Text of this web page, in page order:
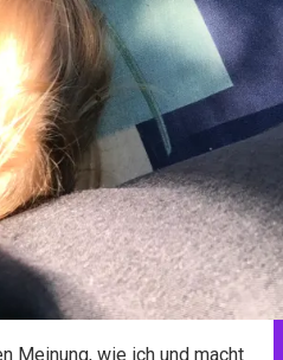
Meinung, wie ich und macht